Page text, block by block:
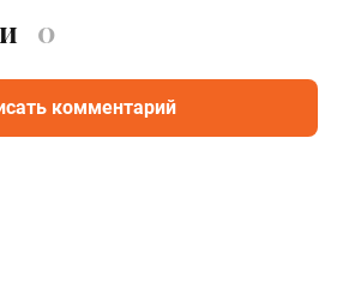
0
комментарий